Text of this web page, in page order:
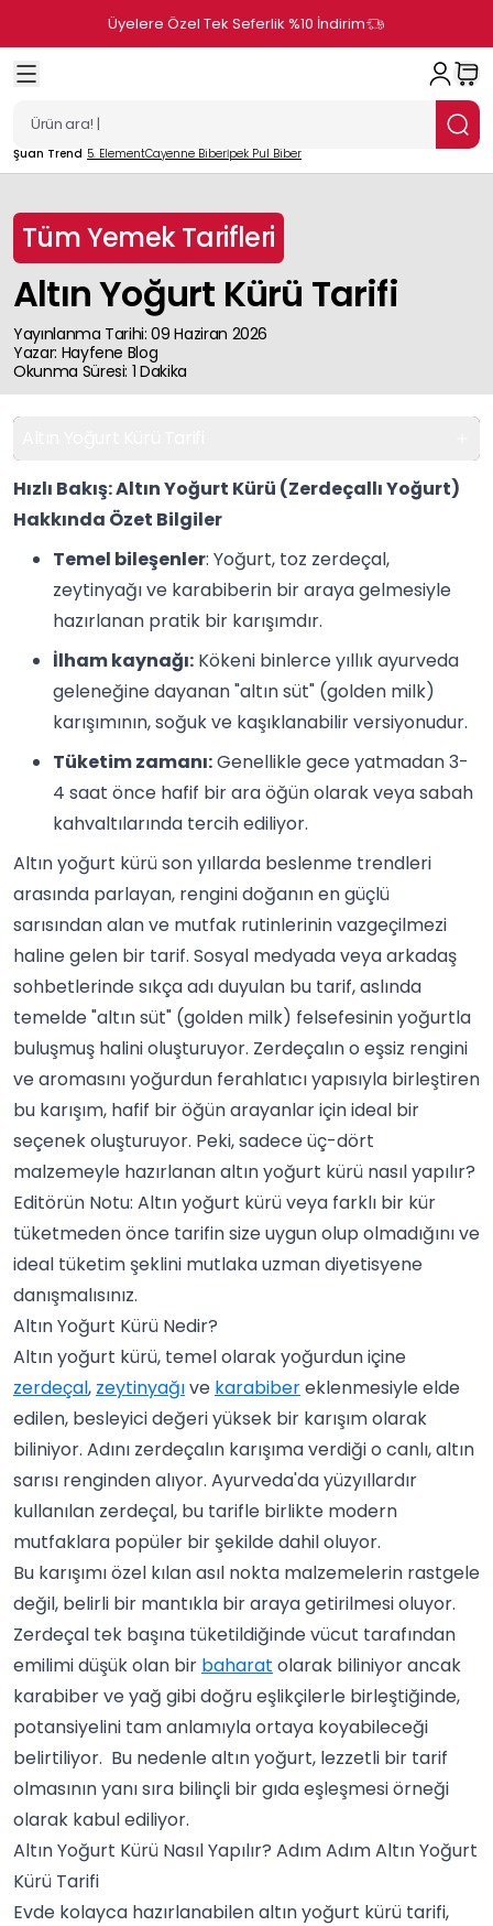
Üyelere Özel Tek Seferlik %10 İndirim
Şuan Trend 5. ElementCayenne Biberİpek Pul Biber
Tüm Yemek Tarifleri
Altın Yoğurt Kürü Tarifi
Yayınlanma Tarihi: 09 Haziran 2026
Yazar: Hayfene Blog
Okunma Süresi: 1 Dakika
Hızlı Bakış: Altın Yoğurt Kürü (Zerdeçallı Yoğurt)
Hakkında Özet Bilgiler
Temel bileşenler: Yoğurt, toz zerdeçal,
zeytinyağı ve karabiberin bir araya gelmesiyle
hazırlanan pratik bir karışımdır.
İlham kaynağı: Kökeni binlerce yıllık ayurveda
geleneğine dayanan "altın süt" (golden milk)
karışımının, soğuk ve kaşıklanabilir versiyonudur.
Tüketim zamanı:Genellikle gece yatmadan 3-
4 saat önce hafif bir ara öğün olarak veya sabah
kahvaltılarında tercih ediliyor.
Altın yoğurt kürü son yıllarda beslenme trendleri
arasında parlayan, rengini doğanın en güçlü
sarısından alan ve mutfak rutinlerinin vazgeçilmezi
haline gelen bir tarif. Sosyal medyada veya arkadaş
sohbetlerinde sıkça adı duyulan bu tarif, aslında
temelde "altın süt" (golden milk) felsefesinin yoğurtla
buluşmuş halini oluşturuyor. Zerdeçalın o eşsiz rengini
ve aromasını yoğurdun ferahlatıcı yapısıyla birleştiren
bu karışım, hafif bir öğün arayanlar için ideal bir
seçenek oluşturuyor. Peki, sadece üç-dört
malzemeyle hazırlanan altın yoğurt kürü nasıl yapılır?
Editörün Notu: Altın yoğurt kürü veya farklı bir kür
tüketmeden önce tarifin size uygun olup olmadığını ve
ideal tüketim şeklini mutlaka uzman diyetisyene
danışmalısınız.
Altın Yoğurt Kürü Nedir?
Altın yoğurt kürü, temel olarak yoğurdun içine
zerdeçal, zeytinyağıve karabibereklenmesiyle elde
edilen, besleyici değeri yüksek bir karışım olarak
biliniyor. Adını zerdeçalın karışıma verdiği o canlı, altın
sarısı renginden alıyor. Ayurveda'da yüzyıllardır
kullanılan zerdeçal, bu tarifle birlikte modern
mutfaklara popüler bir şekilde dahil oluyor.
Bu karışımı özel kılan asıl nokta malzemelerin rastgele
değil, belirli bir mantıkla bir araya getirilmesi oluyor.
Zerdeçal tek başına tüketildiğinde vücut tarafından
emilimi düşük olan bir baharat olarak biliniyor ancak
karabiber ve yağ gibi doğru eşlikçilerle birleştiğinde,
potansiyelini tam anlamıyla ortaya koyabileceği
belirtiliyor. Bu nedenle altın yoğurt, lezzetli bir tarif
olmasının yanı sıra bilinçli bir gıda eşleşmesi örneği
olarak kabul ediliyor.
Altın Yoğurt Kürü Nasıl Yapılır? Adım Adım Altın Yoğurt
Kürü Tarifi
Evde kolayca hazırlanabilen altın yoğurt kürü tarifi,